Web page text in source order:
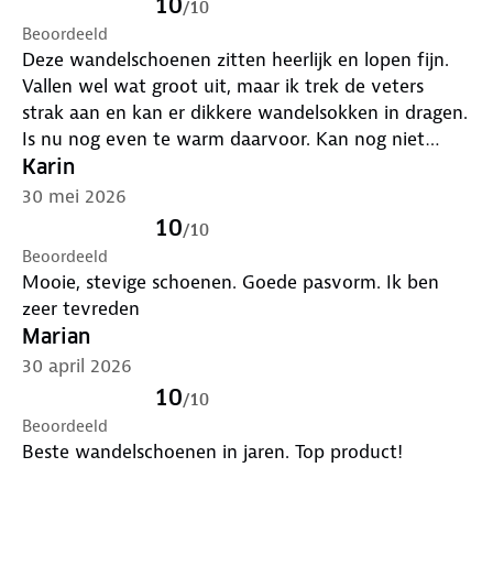
/10
Beoordeeld
Deze wandelschoenen zitten heerlijk en lopen fijn.
Vallen wel wat groot uit, maar ik trek de veters
strak aan en kan er dikkere wandelsokken in dragen.
Is nu nog even te warm daarvoor. Kan nog niet
beoordelen of ze echt waterdicht zijn, heb nog geen
natte weersomstandigheden ondervonden.
Karin
30 mei 2026
10/10
Beoordeeld
Mooie, stevige schoenen. Goede pasvorm. Ik ben
zeer tevreden
Marian
30 april 2026
10/10
Beoordeeld
Beste wandelschoenen in jaren. Top product!